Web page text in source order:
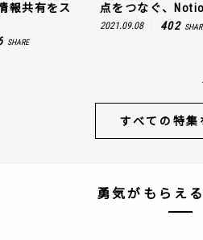
報共有をス
SHARE
点をつなぐ、
2021.09.08 402
すべての特集
勇気がもらえ